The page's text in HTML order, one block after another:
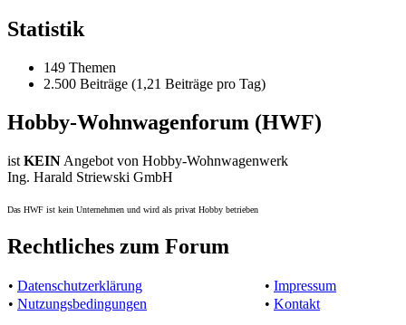
Statistik
149 Themen
2.500 Beiträge (1,21 Beiträge pro Tag)
Hobby-Wohnwagenforum (HWF)
ist KEIN Angebot von Hobby-Wohnwagenwerk
Ing. Harald Striewski GmbH
Das HWF ist kein Unternehmen und wird als privat Hobby betrieben
Rechtliches zum Forum
• Datenschutzerklärung • Impressum
• Nutzungsbedingungen • Kontakt